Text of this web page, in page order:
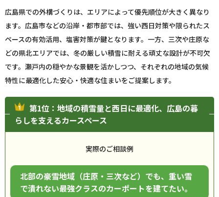
広島県での外構づくりは、エリアによって優先順位が大きく異なり
ます。広島市などの沿岸・都市部では、強い西日対策や限られたス
ペースの有効活用、塩害対策が鍵となります。一方、三次や庄原な
どの県北エリアでは、冬の厳しい積雪に耐える頑丈な設計が不可欠
です。瀬戸内の穏やかな景観を活かしつつ、それぞれの地域の気候
特性に最適化した安心・快適な住まいをご提案します。
第1位：地域の積雪量と西日に最適化、広島の暮
らしを支えるカースペース
実際のご相談例
北部の豪雪地域（庄原・三次など）でも、重い雪
で潰れない最強クラスのカーポートを建てたい。